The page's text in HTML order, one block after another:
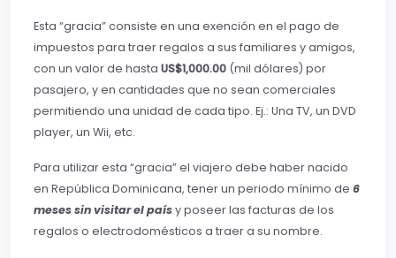
Esta “gracia” consiste en una exención en el pago de
impuestos para traer regalos a sus familiares y amigos,
con un valor de hasta US$1,000.00 (mil dólares) por
pasajero, y en cantidades que no sean comerciales
permitiendo una unidad de cada tipo. Ej.: Una TV, un DVD
player, un Wii, etc.
Para utilizar esta “gracia” el viajero debe haber nacido
en República Dominicana, tener un periodo mínimo de 6
meses sin visitar el paísy poseer las facturas de los
regalos o electrodomésticos a traer a su nombre.